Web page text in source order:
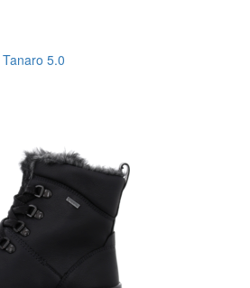
Tanaro 5.0